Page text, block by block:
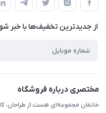
لیست محصولات
درباره ما
حریم خصوصی
راهنما
از جدید‌ترین تخفیف‌ها با‌ خبر
مختصری درباره فروشگاه
خانمان مجموعه‌ای هست از طراحان،